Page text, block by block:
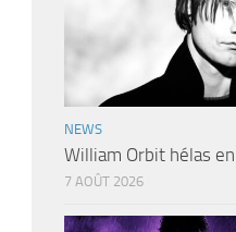
NEWS
William Orbit hélas
7 AOÛT 2026